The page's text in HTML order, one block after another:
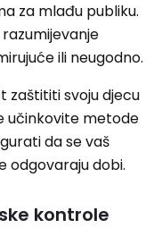
za mlađu publiku.
ili neugodno.
zaštititi svoju djecu
učinkovite metode
da se vaš
odgovaraju dobi.
kontrole